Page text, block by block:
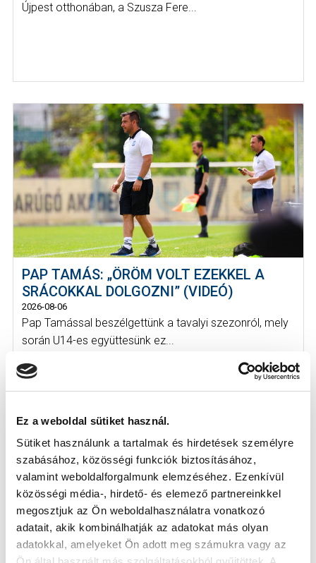
Ez a weboldal sütiket használ.
Sütiket használunk a tartalmak és hirdetések személyre
szabásához, közösségi funkciók biztosításához,
valamint weboldalforgalmunk elemzéséhez. Ezenkívül
közösségi média-, hirdető- és elemező partnereinkkel
megosztjuk az Ön weboldalhasználatra vonatkozó
adatait, akik kombinálhatják az adatokat más olyan
adatokkal, amelyeket Ön adott meg számukra vagy az
Újpest otthonában, a Szusza Fere...
PAP TAMÁS: „ÖRÖM VOLT EZEKKEL A
SRÁCOKKAL DOLGOZNI” (VIDEÓ)
2026-08-06
Pap Tamással beszélgettünk a tavalyi szezonról, mely
során U14-es együttesünk ez...
KÖVETKEZŐ MÉRKŐZÉS
2026-08-07 17:30
ÚJ HIDEGKUTI NÁNDOR STADION